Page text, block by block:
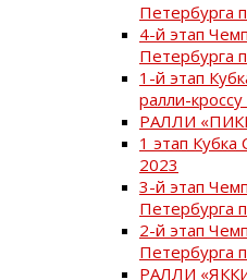
Петербурга
4-й этап
Петербурга
1-й этап
ралли-
РАЛЛИ
1 этап
2023
3-й этап
Петербурга
2-й этап
Петербурга
РАЛЛИ